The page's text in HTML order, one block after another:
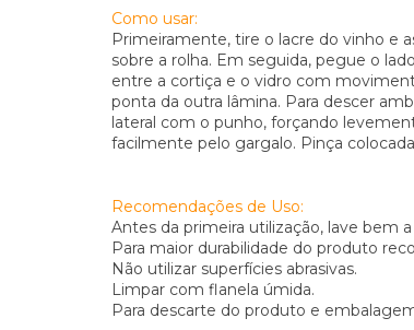
Como usar:
Primeiramente, tire o lacre do vinho e
sobre a rolha. Em seguida, pegue o
entre a cortiça e o vidro com
ponta da outra lâmina. Para descer
lateral com o punho, forçando
facilmente pelo gargalo. Pinça
Recomendações de Uso:
Antes da primeira utilização, lave bem
Para maior durabilidade do produto
Não utilizar superfícies abrasivas.
Limpar com flanela úmida.
Para descarte do produto e